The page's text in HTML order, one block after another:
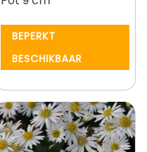
BEPERKT
BESCHIKBAAR